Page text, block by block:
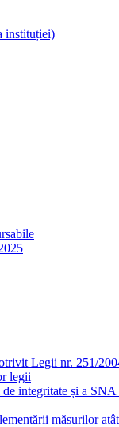
instituției)
Legii nr. 251/
legii
integritate și a SNA
măsurilor